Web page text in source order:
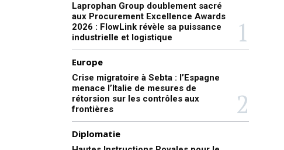
Laprophan Group doublement sacré
aux Procurement Excellence Awards
2026 : FlowLink révèle sa puissance
industrielle et logistique
Europe
Crise migratoire à Sebta : l’Espagne
menace l’Italie de mesures de
rétorsion sur les contrôles aux
frontières
Diplomatie